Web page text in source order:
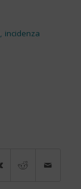
, incidenza